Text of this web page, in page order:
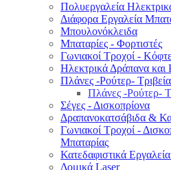
Πολυεργαλεία
Διάφορα Εργαλεία
Μπουλονόκλειδα
Μπαταρίες - Φορτιστές
Γωνιακοί Τροχοί -
Ηλεκτρικά Δράπανα και
Πλάνες -Ρούτερ- Τριβεία
Πλάνες -Ρούτερ-
Σέγες - Δισκοπρίονα
Δραπανοκατσάβιδα &
Γωνιακοί Τροχοί -
Μπαταρίας
Κατεδαφιστικά
Δομικά Laser